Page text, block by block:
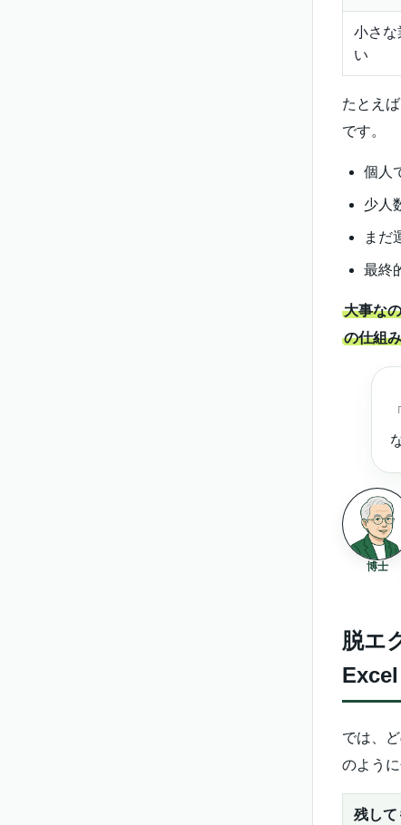
小さな
い
たとえ
です。
個人
少人
まだ
最終
大事な
の仕組
博士
脱エ
Excel
では、
のよう
残して